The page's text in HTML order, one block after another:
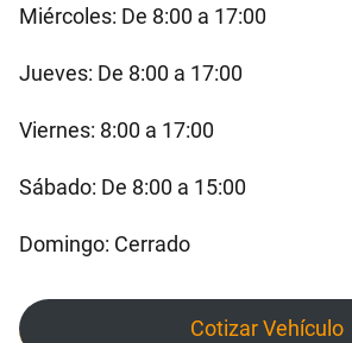
Miércoles: De 8:00 a 17:00
Jueves: De 8:00 a 17:00
Viernes: 8:00 a 17:00
Sábado: De 8:00 a 15:00
Domingo: Cerrado
Cotizar Vehículo